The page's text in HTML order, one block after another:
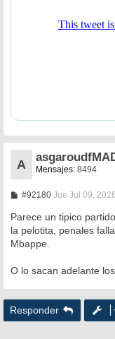
A Mensajes: 8494
#92180M
n
a
Jue Jul 09,
Parece un tipico
la pelotita, penales
Mbappe.
O lo sacan adelante
Responder